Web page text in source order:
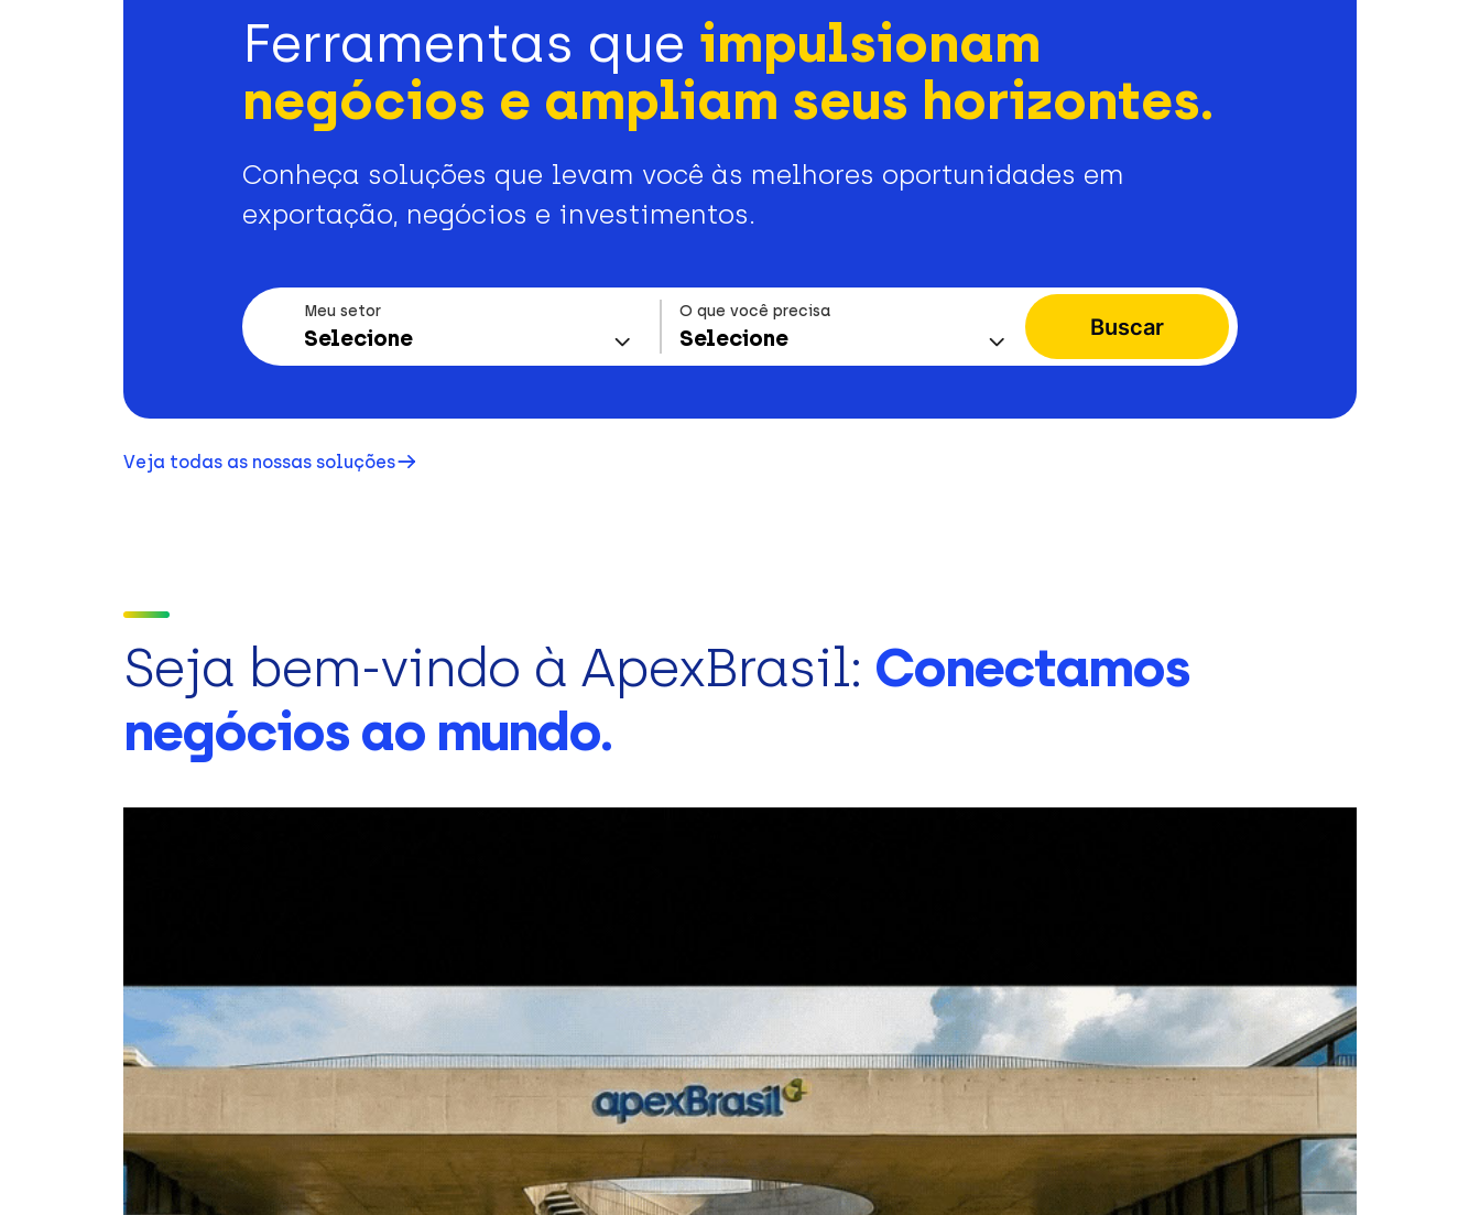
Ferramentas que impulsionam
negócios e ampliam seus horizontes.
Conheça soluções que levam você às melhores oportunidades em
exportação, negócios e investimentos.
Meu setor
Selecione
O que você precisa
Selecione Buscar
Veja todas as nossas soluções
Seja bem-vindo à ApexBrasil: Conectamos
negócios ao mundo.